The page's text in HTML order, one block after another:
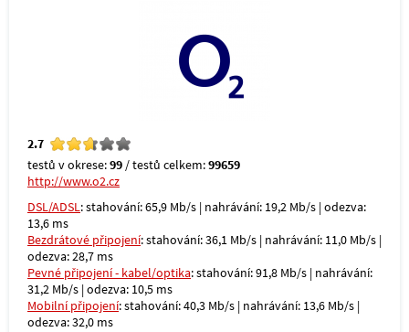
2.7
testů v okrese:99 / testů celkem:99659
http://www.o2.cz
DSL/ADSL: stahování: 65,9 Mb/s | nahrávání: 19,2 Mb/s | odezva:
13,6 ms
Bezdrátové připojení: stahování: 36,1 Mb/s | nahrávání: 11,0 Mb/s |
odezva: 28,7 ms
Pevné připojení - kabel/optika: stahování: 91,8 Mb/s | nahrávání:
31,2 Mb/s | odezva: 10,5 ms
Mobilní připojení: stahování: 40,3 Mb/s | nahrávání: 13,6 Mb/s |
odezva: 32,0 ms